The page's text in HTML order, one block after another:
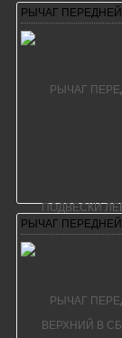
РЫЧАГ
РЫЧАГ